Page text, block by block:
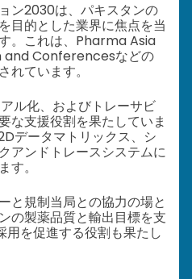
ン2030は、パキスタンの
目的とした業界に焦点を当
。これは、Pharma Asia
Conferencesなどの
れています。
ル化、およびトレーサビ
な支援役割を果たしていま
データマトリックス、シ
アンドトレースシステムに
す。
と規制当局との協力の場と
の製薬品質と輸出目標を支
用を促進する役割も果たし